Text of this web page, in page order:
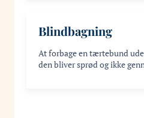
Blindbagning
At forbage en tærtebund
den bliver sprød og ikke